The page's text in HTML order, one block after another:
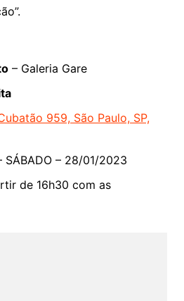
– Galeria Gare
959, São Paulo, SP,
SÁBADO – 28/01/2023
de 16h30 com as